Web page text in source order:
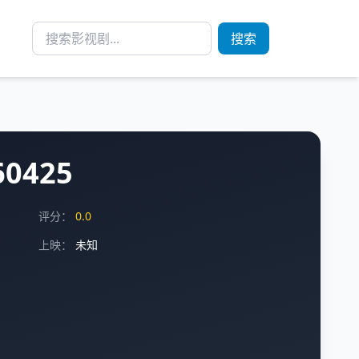
搜索
评分：
0.0
上映：
未知